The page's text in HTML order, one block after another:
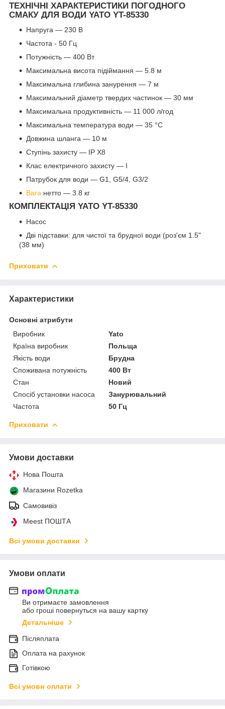
ТЕХНІЧНІ ХАРАКТЕРИСТИКИ ПОГОДНОГО
СМАКУ ДЛЯ ВОДИ YATO YT-85330
Напруга — 230 В
Частота - 50 Гц
Потужність — 400 Вт
Максимальна висота підіймання — 5.8 м
Максимальна глибина занурення — 7 м
Максимальний діаметр твердих частинок — 30 мм
Максимальна продуктивність — 11 000 л/год
Максимальна температура води — 35 °C
Довжина шланга — 10 м
Ступінь захисту — IP X8
Клас електричного захисту — І
Патрубок для води — G1, G5/4, G3/2
Вага нетто — 3.8 кг
КОМПЛЕКТАЦІЯ YATO YT-85330
Насос
Дві підставки: для чистої та брудної води (роз'єм 1.5"
(38 мм)
Приховати
Характеристики
Основні атрибути
Виробник
Yato
Країна виробник
Польща
Якість води
Брудна
Споживана потужність
400 Вт
Стан
Новий
Спосіб установки насоса
Занурювальний
Частота
50 Гц
Приховати
Умови доставки
Нова Пошта
Магазини Rozetka
Самовивіз
Meest ПОШТА
Всі умови доставки
Умови оплати
Ви отримаєте замовлення
або гроші повернуться на вашу картку
Детальніше
Післяплата
Оплата на рахунок
Готівкою
Всі умови оплати